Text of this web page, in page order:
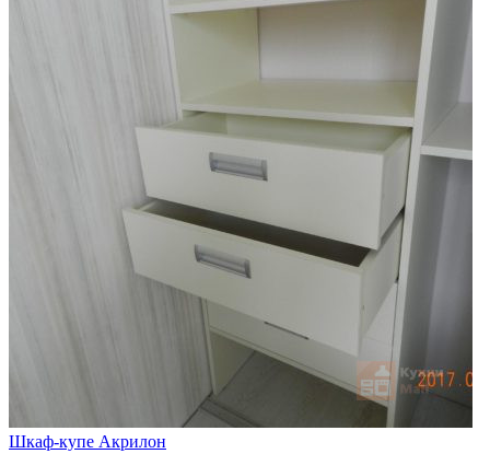
Шкаф-купе Акрилон